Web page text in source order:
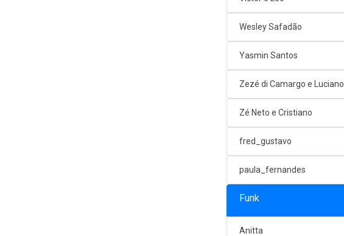
Wesley Safadão
Yasmin Santos
Zezé di Camargo e Luciano
Zé Neto e Cristiano
fred_gustavo
paula_fernandes
Funk
Anitta